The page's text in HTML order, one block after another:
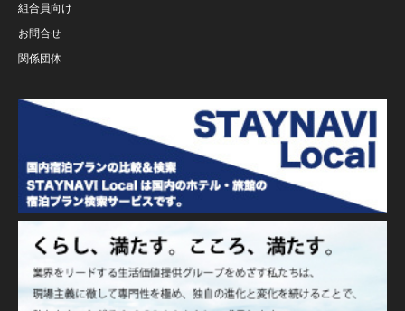
組合員向け
お問合せ
関係団体